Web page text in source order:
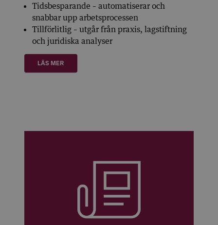
Tidsbesparande – automatiserar och
snabbar upp arbetsprocessen
Tillförlitlig – utgår från praxis, lagstiftning
och juridiska analyser
LÄS MER